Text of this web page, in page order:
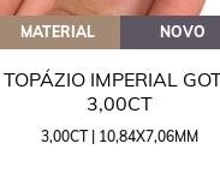
MATERIAL NOVO
TOPÁZIO IMPERIAL
3,00CT
3,00CT | 10,84X7,06MM